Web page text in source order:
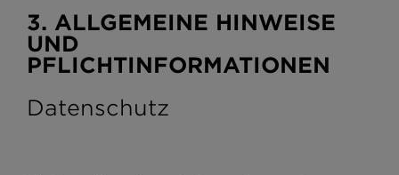
3. ALLGEMEINE HINWEISE
UND
PFLICHTINFORMATIONEN
Datenschutz